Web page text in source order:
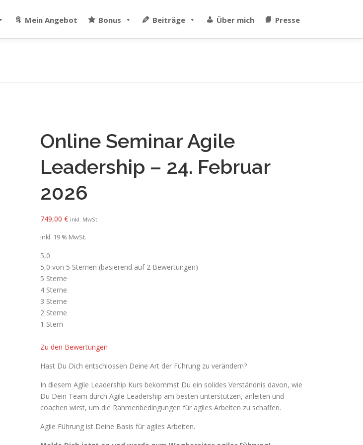
Mein Angebot Bonus Beiträge Über mich Presse
Online Seminar Agile
Leadership – 24. Februar
2026
749,00€ inkl. MwSt.
inkl. 19 % MwSt.
5,0
5,0 von 5 Sternen (basierend auf 2 Bewertungen)
5 Sterne
4 Sterne
3 Sterne
2 Sterne
1 Stern
Zu den Bewertungen
Hast Du Dich entschlossen Deine Art der Führung zu verändern?
In diesem Agile Leadership Kurs bekommst Du ein solides Verständnis davon, wie
Du Dein Team durch Agile Leadership am besten unterstützen, anleiten und
coachen wirst, um die Rahmenbedingungen für agiles Arbeiten zu schaffen.
Agile Führung ist Deine Basis für agiles Arbeiten.